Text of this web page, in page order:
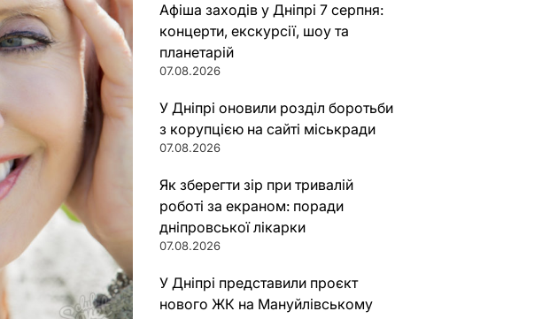
Афіша заходів у Дніпрі 7 серпня:
концерти, екскурсії, шоу та
планетарій
07.08.2026
У Дніпрі оновили розділ боротьби
з корупцією на сайті міськради
07.08.2026
Як зберегти зір при тривалій
роботі за екраном: поради
дніпровської лікарки
07.08.2026
У Дніпрі представили проєкт
нового ЖК на Мануйлівському